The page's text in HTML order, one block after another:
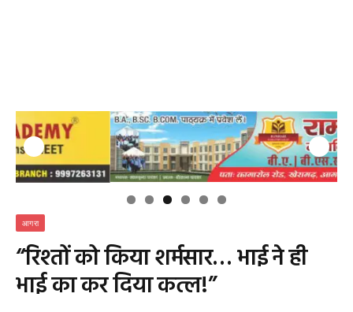
आगरा
“रिश्तों को किया शर्मसार… भाई ने ही
भाई का कर दिया कत्ल!”